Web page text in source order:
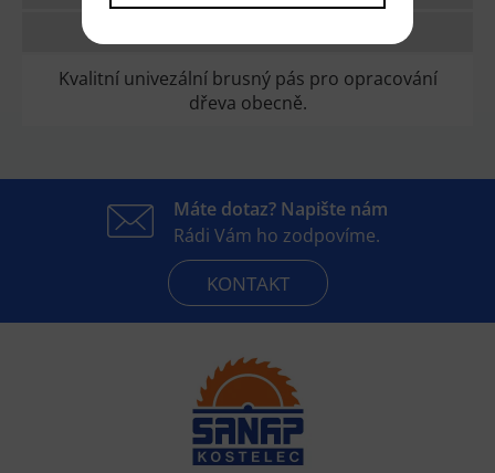
Kvalitní univezální brusný pás pro opracování
dřeva obecně.
Máte dotaz? Napište nám
Rádi Vám ho zodpovíme.
KONTAKT